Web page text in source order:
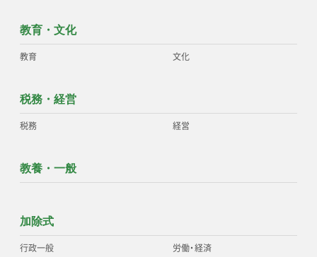
教育・文化
教育 文化
税務・経営
税務 経営
教養・一般
加除式
行政一般
労働・経済